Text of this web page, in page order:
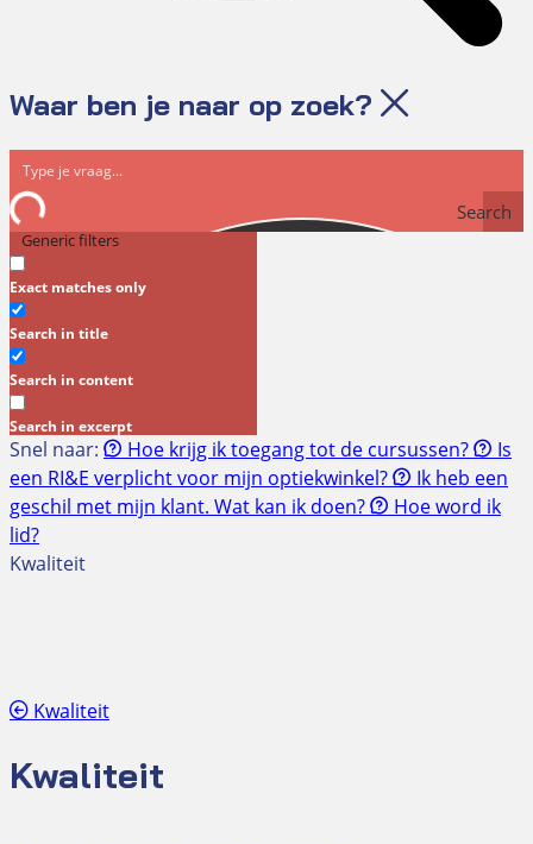
Waar ben je naar op zoek?
Search
Generic filters
Exact matches only
Search in title
Search in content
Search in excerpt
Snel naar: Hoe krijg ik toegang tot de cursussen?
Is
een RI&E verplicht voor mijn optiekwinkel?
Ik heb een
geschil met mijn klant. Wat kan ik doen?
Hoe word ik
lid?
Kwaliteit
Kwaliteit
Kwaliteit